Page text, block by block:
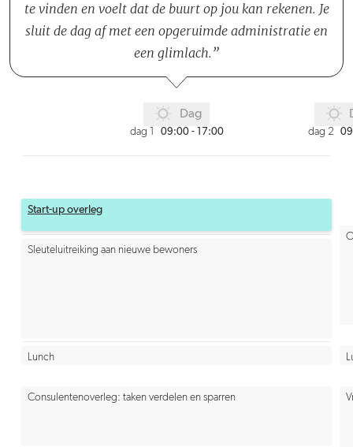
te vinden en voelt dat de buurt op jou kan rekenen. Je
sluit de dag af met een opgeruimde administratie en
een glimlach.
Dag
dag 1 09:00 - 17:00 dag 2
Start-up overleg
Sleuteluitreiking aan nieuwe bewoners
Lunch
Consulentenoverleg: taken verdelen en sparren